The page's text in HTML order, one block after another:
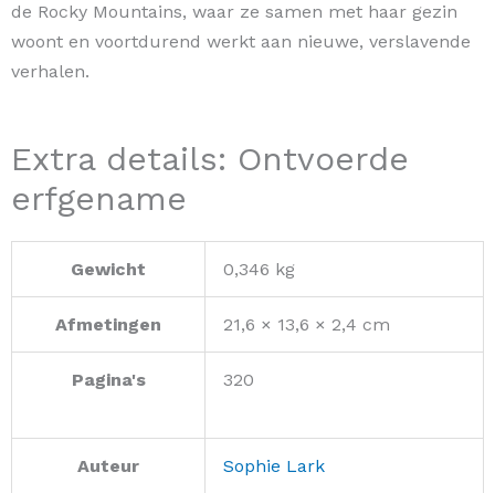
de Rocky Mountains, waar ze samen met haar gezin
woont en voortdurend werkt aan nieuwe, verslavende
verhalen.
Extra details: Ontvoerde
erfgename
Gewicht 0,346 kg
Afmetingen 21,6 × 13,6 × 2,4 cm
Pagina's 320
Auteur Sophie Lark